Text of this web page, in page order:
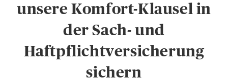
unsere Komfort-Klausel in
der Sach- und
Haftpflichtversicherung
sichern